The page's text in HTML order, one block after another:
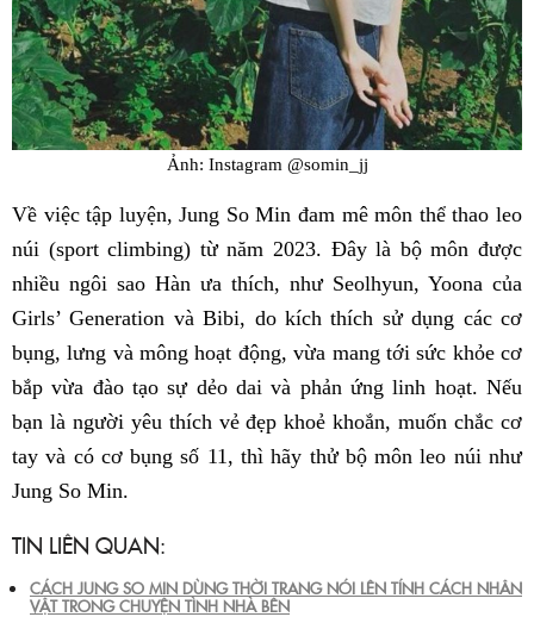
Ảnh: Instagram @somin_jj
Về việc tập luyện, Jung So Min đam mê môn thể thao leo
núi (sport climbing) từ năm 2023. Đây là bộ môn được
nhiều ngôi sao Hàn ưa thích, như Seolhyun, Yoona của
Girls’ Generation và Bibi, do kích thích sử dụng các cơ
bụng, lưng và mông hoạt động, vừa mang tới sức khỏe cơ
bắp vừa đào tạo sự dẻo dai và phản ứng linh hoạt. Nếu
bạn là người yêu thích vẻ đẹp khoẻ khoắn, muốn chắc cơ
tay và có cơ bụng số 11, thì hãy thử bộ môn leo núi như
Jung So Min.
TIN LIÊN QUAN:
CÁCH JUNG SO MIN DÙNG THỜI TRANG NÓI LÊN TÍNH CÁCH NHÂN
VẬT TRONG CHUYỆN TÌNH NHÀ BÊN